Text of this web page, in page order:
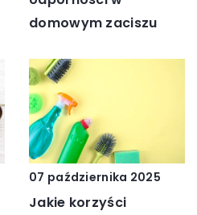
domowym zaciszu
07 października 2025
Jakie korzyści